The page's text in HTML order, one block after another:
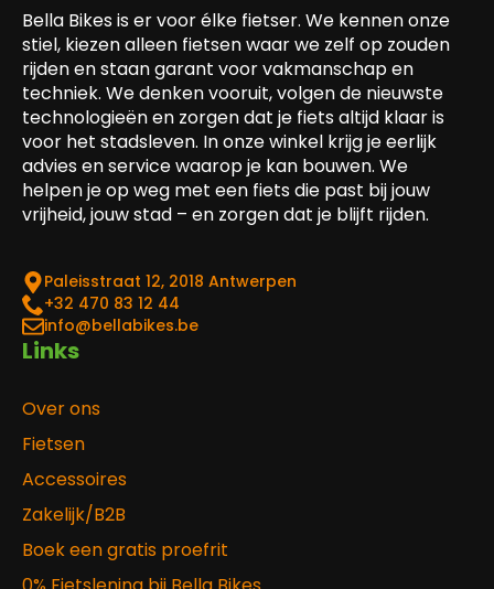
Bella Bikes is er voor élke fietser. We kennen onze
stiel, kiezen alleen fietsen waar we zelf op zouden
rijden en staan garant voor vakmanschap en
techniek. We denken vooruit, volgen de nieuwste
technologieën en zorgen dat je fiets altijd klaar is
voor het stadsleven. In onze winkel krijg je eerlijk
advies en service waarop je kan bouwen. We
helpen je op weg met een fiets die past bij jouw
vrijheid, jouw stad – en zorgen dat je blijft rijden.
Paleisstraat 12, 2018 Antwerpen
‎+32 470 83 12 44
info@bellabikes.be
Links
Over ons
Fietsen
Accessoires
Zakelijk/B2B
Boek een gratis proefrit